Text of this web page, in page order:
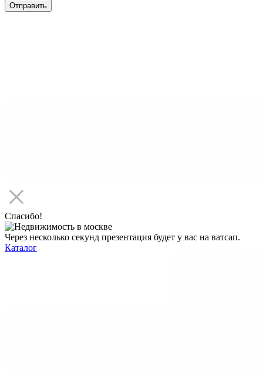
Спасибо!
Через несколько секунд презентация будет у вас на ватсап.
Каталог